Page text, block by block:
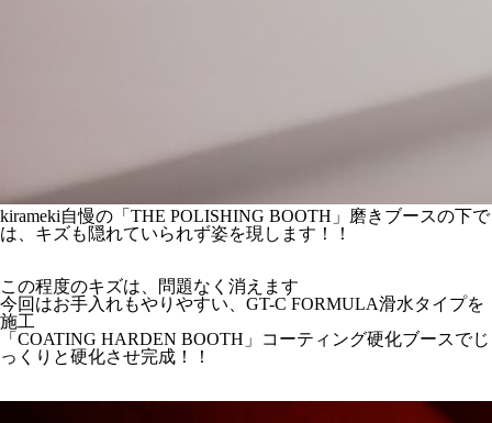
kirameki自慢の「THE POLISHING BOOTH」磨きブースの下で
は、キズも隠れていられず姿を現します！！
この程度のキズは、問題なく消えます
今回はお手入れもやりやすい、GT-C FORMULA滑水タイプを
施工
「COATING HARDEN BOOTH」コーティング硬化ブースでじ
っくりと硬化させ完成！！